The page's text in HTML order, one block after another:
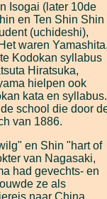
Isogai (later 10de
en Ten Shin Shin
(uchideshi),
waren
Kodokan syllabus
Hiratsuka,
hielpen ook
kata en syllabus.
school die door
van 1886.
en Shin "hart of
van Nagasaki,
had gevechts- en
ze als
naar China